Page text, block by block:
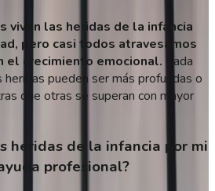
viven las heridas de la infancia
pero casi todos atravesamos
el crecimiento emocional.
Cada
heridas pueden ser más profundas o
que otras se superan con mayor
heridas de la infancia por mi
profesional?